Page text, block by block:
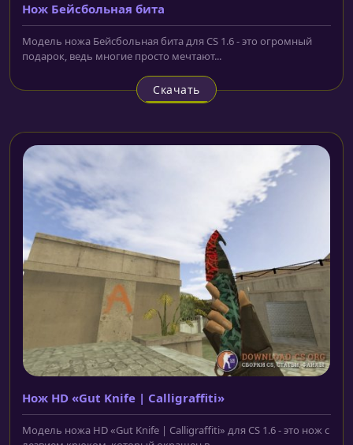
Нож Бейсбольная бита
Модель ножа Бейсбольная бита для CS 1.6 - это огромный
подарок, ведь многие просто мечтают...
Скачать
Нож HD «Gut Knife | Calligraffiti»
Модель ножа HD «Gut Knife | Calligraffiti» для CS 1.6 - это нож с